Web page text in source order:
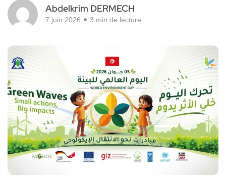
Abdelkrim DERMECH
7 juin 2026 3 min de lecture